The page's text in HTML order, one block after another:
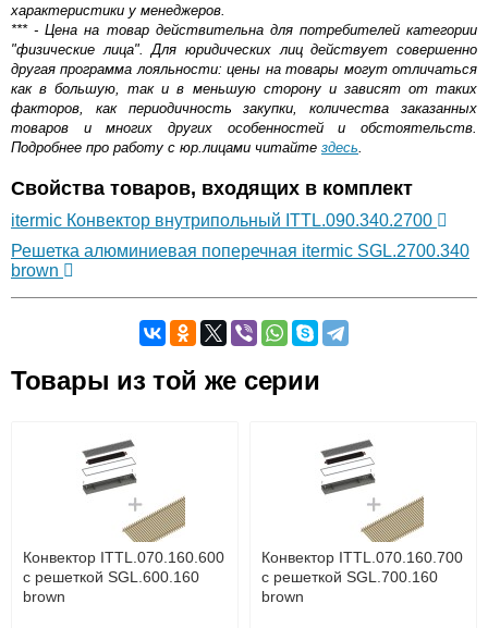
характеристики у менеджеров.
*** - Цена на товар действительна для потребителей категории
"физические лица". Для юридических лиц действует совершенно
другая программа лояльности: цены на товары могут отличаться
как в большую, так и в меньшую сторону и зависят от таких
факторов, как периодичность закупки, количества заказанных
товаров и многих других особенностей и обстоятельств.
Подробнее про работу с юр.лицами читайте здесь.
Свойства товаров, входящих в комплект
itermic Конвектор внутрипольный ITTL.090.340.2700
Решетка алюминиевая поперечная itermic SGL.2700.340
brown
Оставьте отзыв
Доставка сантехники по Москве и Московской области
Наличный расчёт
Банковской картой на сайте в режиме реального
времени
Банковской картой при получении товара как при
доставке, так и самовывозом
Интернет-деньгами (Yandex-деньги, Web-money,
Qiwi-кошельки и другие).
Безналичный расчёт (возможно и с НДС)
Товары из той же серии
Конвектор ITTL.070.160.600
с решеткой SGL.600.160
brown
Конвектор ITTL.070.160.700
с решеткой SGL.700.160
brown